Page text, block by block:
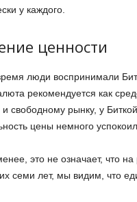
у каждого.
ценности
люди воспринимали
рекомендуется как
свободному рынку, у
цены немного
это не означает, что
семи лет, мы видим, что